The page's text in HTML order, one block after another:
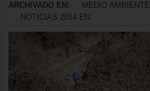
ARCHIVADO EN:
MEDIO AMBIENTE
NOTICIAS 2014 EN